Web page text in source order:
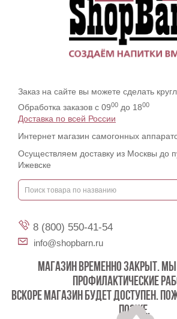
Заказ на сайте вы можете сделать
Обработка заказов с 0900 до 1800
Доставка по всей России
Интернет магазин самогонных
Осуществляем доставку из Москвы до
Ижевске
8 (800) 550-41-54
info@shopbarn.ru
МАГАЗИН ВРЕМЕННО ЗАКРЫТ.
ПРОФИЛАКТИЧЕСКИЕ
ВСКОРЕ МАГАЗИН БУДЕТ ДОСТУПЕН.
ПОЗЖЕ.